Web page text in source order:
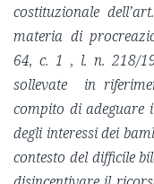
costituzionale
materia di
64, c. 1 , l. n. 218/
sollevate in
compito di adeguare
degli interessi dei
contesto del difficile